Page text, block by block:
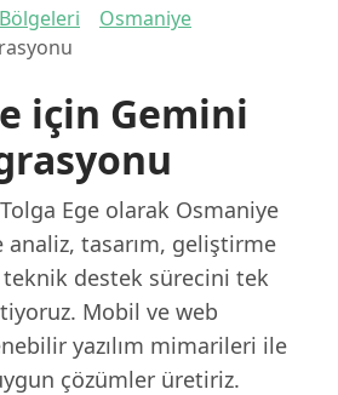
Osmaniye
için Gemini
Ege olarak Osmaniye
analiz, tasarım, geliştirme
destek sürecini tek
Mobil ve web
yazılım mimarileri ile
çözümler üretiriz.